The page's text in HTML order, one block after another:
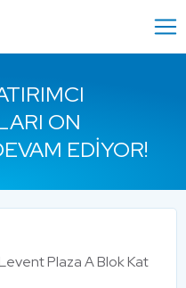
ON
EDIYOR!
Plaza A Blok Kat